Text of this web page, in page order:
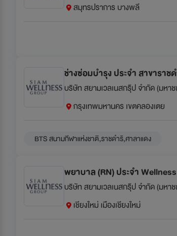
สมุทรปราการ บางพลี
ช่างซ่อมบำรุง ประจำ สาขาราช
บริษัท สยามเวลเนสกรุ๊ป จำกัด (มหา
กรุงเทพมหานคร เขตคลองเตย
BTS สนามกีฬาแห่งชาติ,ราชดำริ,ศาลาแดง
พยาบาล (RN) ประจำ
บริษัท สยามเวลเนสกรุ๊ป จำกัด (มหา
เชียงใหม่ เมืองเชียงใหม่